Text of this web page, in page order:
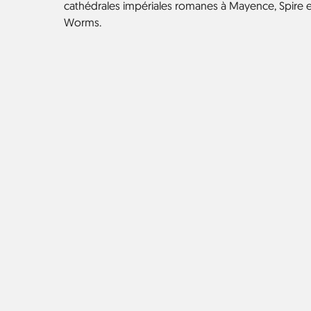
cathédrales impériales romanes à Mayence, Spire
Worms.